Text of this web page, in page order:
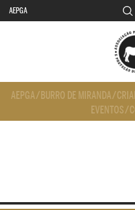
AEPGA
AEPGA/ BURRO DE MIRANDA/
EVENTOS/